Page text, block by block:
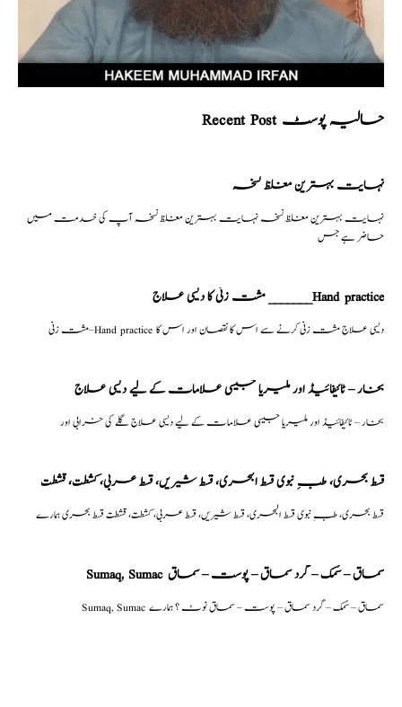
Recent Post حالیہ پوسٹ
نہایت بہترین مغلظ نسخہ
نہایت بہترین مغلظ نسخہ نہایت بہترین مغلظ نسخہ آپ کی خدمت میں
حاضر ہے جس
مشت زنی کا دیسی علاج _______Hand practice
مشت زنی–Hand practice دیسی علاج مشت زنی کرنے سے اس کا نقصان اور اس کا
بخار – ٹائیفائیڈ اور ملیریا جیسی علامات کے لیے دیسی علاج
بخار – ٹائیفائیڈ اور ملیریا جیسی علامات کے لیے دیسی علاج گلے کی خرابی اور
قسط بحری، طبِ نبوی قسط البحری، قسط شیریں، قسط عربی، كشطت، قشطت
قسط بحری، طبِ نبوی قسط البحری، قسط شیریں، قسط عربی، كشطت، قشطت قسط بحری ہمارے
Sumaq, Sumac سماق – سُمک – گرد سماق – پوست – سماق
Sumaq, Sumac سماق – سُمک – گرد سماق – پوست – سماق نوٹ ؟ ہمارے